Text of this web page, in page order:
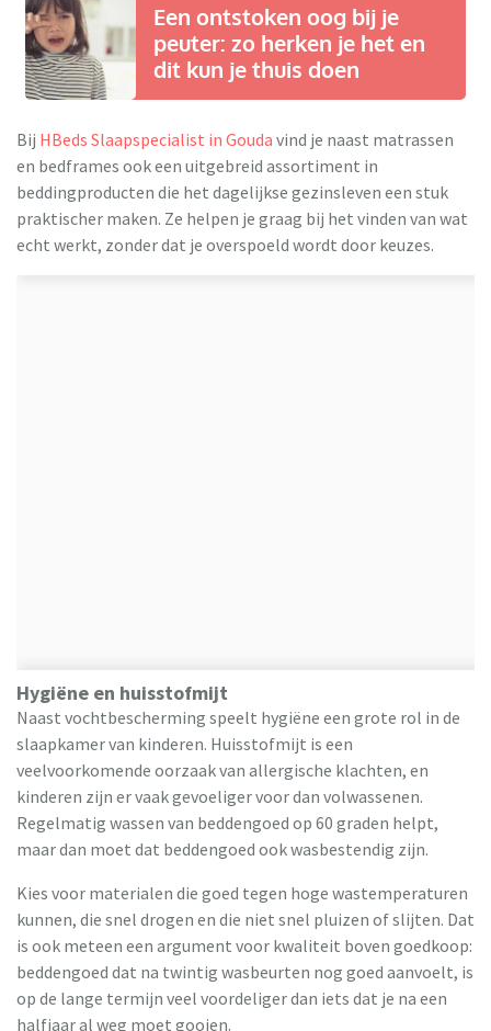
Een ontstoken oog bij je
peuter: zo herken je het en
dit kun je thuis doen
Bij HBeds Slaapspecialist in Gouda vind je naast matrassen
en bedframes ook een uitgebreid assortiment in
beddingproducten die het dagelijkse gezinsleven een stuk
praktischer maken. Ze helpen je graag bij het vinden van wat
echt werkt, zonder dat je overspoeld wordt door keuzes.
Hygiëne en huisstofmijt
Naast vochtbescherming speelt hygiëne een grote rol in de
slaapkamer van kinderen. Huisstofmijt is een
veelvoorkomende oorzaak van allergische klachten, en
kinderen zijn er vaak gevoeliger voor dan volwassenen.
Regelmatig wassen van beddengoed op 60 graden helpt,
maar dan moet dat beddengoed ook wasbestendig zijn.
Kies voor materialen die goed tegen hoge wastemperaturen
kunnen, die snel drogen en die niet snel pluizen of slijten. Dat
is ook meteen een argument voor kwaliteit boven goedkoop:
beddengoed dat na twintig wasbeurten nog goed aanvoelt, is
op de lange termijn veel voordeliger dan iets dat je na een
halfjaar al weg moet gooien.